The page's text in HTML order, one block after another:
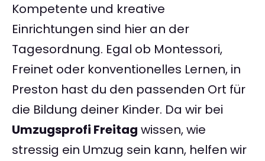
Kompetente und kreative
Einrichtungen sind hier an der
Tagesordnung. Egal ob Montessori,
Freinet oder konventionelles Lernen, in
Preston hast du den passenden Ort für
die Bildung deiner Kinder. Da wir bei
Umzugsprofi Freitag wissen, wie
stressig ein Umzug sein kann, helfen wir